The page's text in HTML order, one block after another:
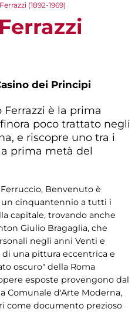
(1892-1969)
dei Principi
è la prima
poco trattato negli
e riscopre uno tra i
prima metà del
Benvenuto è
cinquantennio a tutti i
capitale, trovando anche
Giulio Bragaglia, che
negli anni Venti e
una pittura eccentrica e
oscuro" della Roma
esposte provengono dal
Comunale d'Arte Moderna,
come documento prezioso